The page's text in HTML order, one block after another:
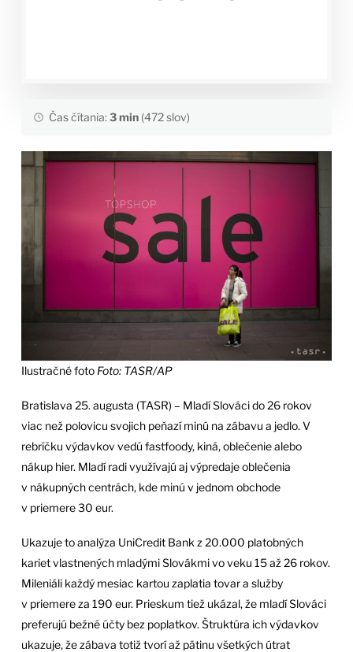
Čas čítania:3 min(472 slov)
Ilustračné foto Foto: TASR/AP
Bratislava 25. augusta (TASR) – Mladí Slováci do 26 rokov
viac než polovicu svojich peňazí minú na zábavu a jedlo. V
rebríčku výdavkov vedú fastfoody, kiná, oblečenie alebo
nákup hier. Mladí radi využívajú aj výpredaje oblečenia
v nákupných centrách, kde minú v jednom obchode
v priemere 30 eur.
Ukazuje to analýza UniCredit Bank z 20.000 platobných
kariet vlastnených mladými Slovákmi vo veku 15 až 26 rokov.
Mileniáli každý mesiac kartou zaplatia tovar a služby
v priemere za 190 eur. Prieskum tiež ukázal, že mladí Slováci
preferujú bežné účty bez poplatkov. Štruktúra ich výdavkov
ukazuje, že zábava totiž tvorí až pätinu všetkých útrat